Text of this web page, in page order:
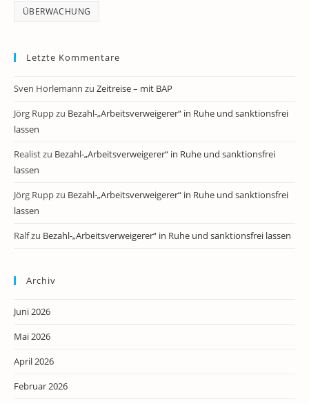
ÜBERWACHUNG
Letzte Kommentare
Sven Horlemann zu Zeitreise – mit BAP
Jörg Ruppzu Bezahl-„Arbeitsverweigerer“ in Ruhe und sanktionsfrei
lassen
Realistzu Bezahl-„Arbeitsverweigerer“ in Ruhe und sanktionsfrei
lassen
Jörg Ruppzu Bezahl-„Arbeitsverweigerer“ in Ruhe und sanktionsfrei
lassen
Ralfzu Bezahl-„Arbeitsverweigerer“ in Ruhe und sanktionsfrei lassen
Archiv
Juni 2026
Mai 2026
April 2026
Februar 2026